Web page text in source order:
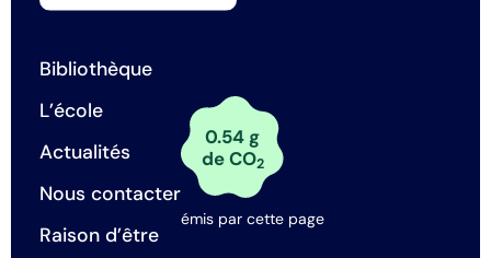
Bibliothèque
L’école
Actualités
Nous contacter
Raison d’être
0.54 g
de CO2
émis par cette page